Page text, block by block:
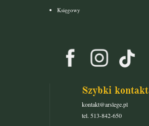
Księgowy
Szybki kontakt
kontakt@arslege.pl
tel. 513-842-650